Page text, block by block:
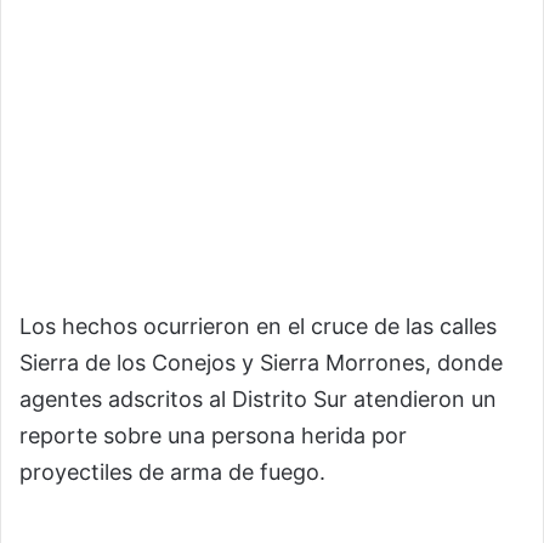
Los hechos ocurrieron en el cruce de las calles
Sierra de los Conejos y Sierra Morrones, donde
agentes adscritos al Distrito Sur atendieron un
reporte sobre una persona herida por
proyectiles de arma de fuego.